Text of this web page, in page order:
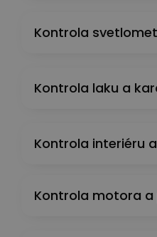
Kontrola
Kontrola laku a
Kontrola interiéru
Kontrola motora